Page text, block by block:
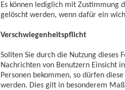
Es können lediglich mit Zustimmung
gelöscht werden, wenn dafür ein
Verschwiegenheitspflicht
Sollten Sie durch die Nutzung dieses
Nachrichten von Benutzern Einsicht
Personen bekommen, so dürfen
werden. Dies gilt in besonderem